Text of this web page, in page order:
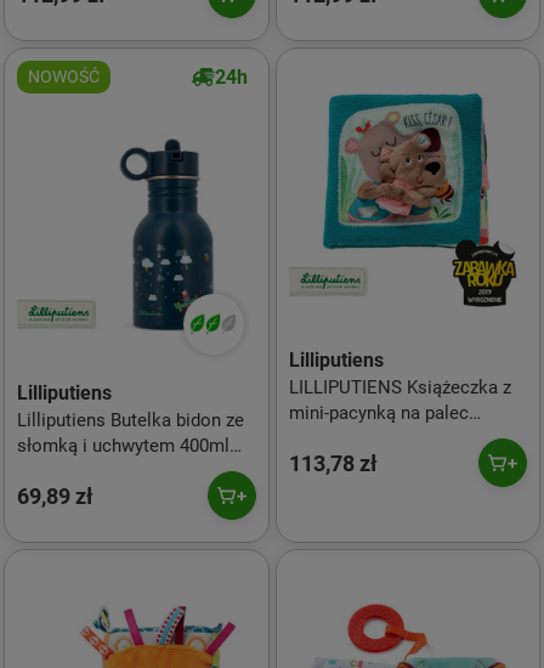
NOWOŚĆ 24h
Lilliputiens
Lilliputiens Butelka bidon ze
słomką i uchwytem 400ml
69,89 zł
Lilliputiens
LILLIPUTIENS Książeczka z
mini-pacynką na palec
wielofunkcyjna "Buziaki dla
Cezara" Niedźwiadek Cesar
113,78 zł